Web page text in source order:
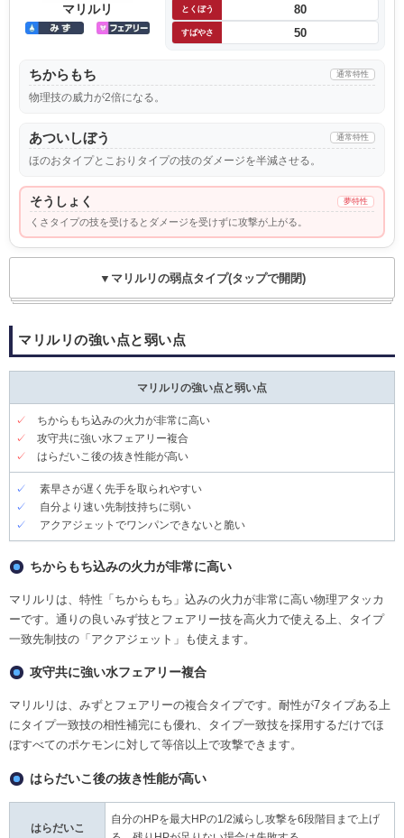
マリルリ とくぼう 80
すばやさ 50
ちからもち 通常特性
物理技の威力が2倍になる。
あついしぼう 通常特性
ほのおタイプとこおりタイプの技のダメージを半減させる。
そうしょく 夢特性
くさタイプの技を受けるとダメージを受けずに攻撃が上がる。
▼マリルリの弱点タイプ(タップで開閉)
マリルリの強い点と弱い点
マリルリの強い点と弱い点
✓ ちからもち込みの火力が非常に高い
✓ 攻守共に強い水フェアリー複合
✓ はらだいこ後の抜き性能が高い
✓ 素早さが遅く先手を取られやすい
✓ 自分より速い先制技持ちに弱い
✓ アクアジェットでワンパンできないと脆い
ちからもち込みの火力が非常に高い
マリルリは、特性「ちからもち」込みの火力が非常に高い物理アタッカ
ーです。通りの良いみず技とフェアリー技を高火力で使える上、タイプ
一致先制技の「アクアジェット」も使えます。
攻守共に強い水フェアリー複合
マリルリは、みずとフェアリーの複合タイプです。耐性が7タイプある上
にタイプ一致技の相性補完にも優れ、タイプ一致技を採用するだけでほ
ぼすべてのポケモンに対して等倍以上で攻撃できます。
はらだいこ後の抜き性能が高い
はらだいこ
自分のHPを最大HPの1/2減らし攻撃を6段階目まで上げ